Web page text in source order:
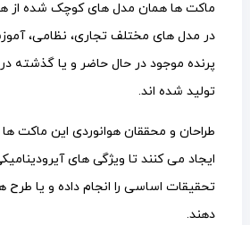
ماکت ها همان مدل های کوچک شده از
در مدل های مختلف تجاری، نظامی،
پرنده موجود در حال حاضر و یا گذشته
تولید شده اند.
طراحان و محققان هوانوردی این ماکت ها
ایجاد می کنند تا ویژگی های
تحقیقات اساسی را انجام داده و یا
دهند.